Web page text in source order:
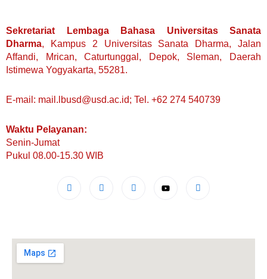
Sekretariat Lembaga Bahasa Universitas Sanata
Dharma, Kampus 2 Universitas Sanata Dharma, Jalan
Affandi, Mrican, Caturtunggal, Depok, Sleman, Daerah
Istimewa Yogyakarta, 55281.
E-mail: mail.lbusd@usd.ac.id; Tel. +62 274 540739
Waktu Pelayanan:
Senin-Jumat
Pukul 08.00-15.30 WIB